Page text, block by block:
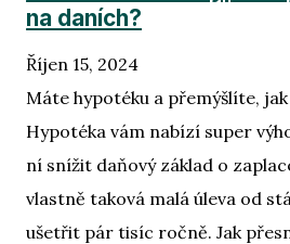
na daních?
Říjen 15, 2024
Máte hypotéku a přemýšlíte,
Hypotéka vám nabízí super
ní snížit daňový základ o
vlastně taková malá úleva od
ušetřit pár tisíc ročně. Jak